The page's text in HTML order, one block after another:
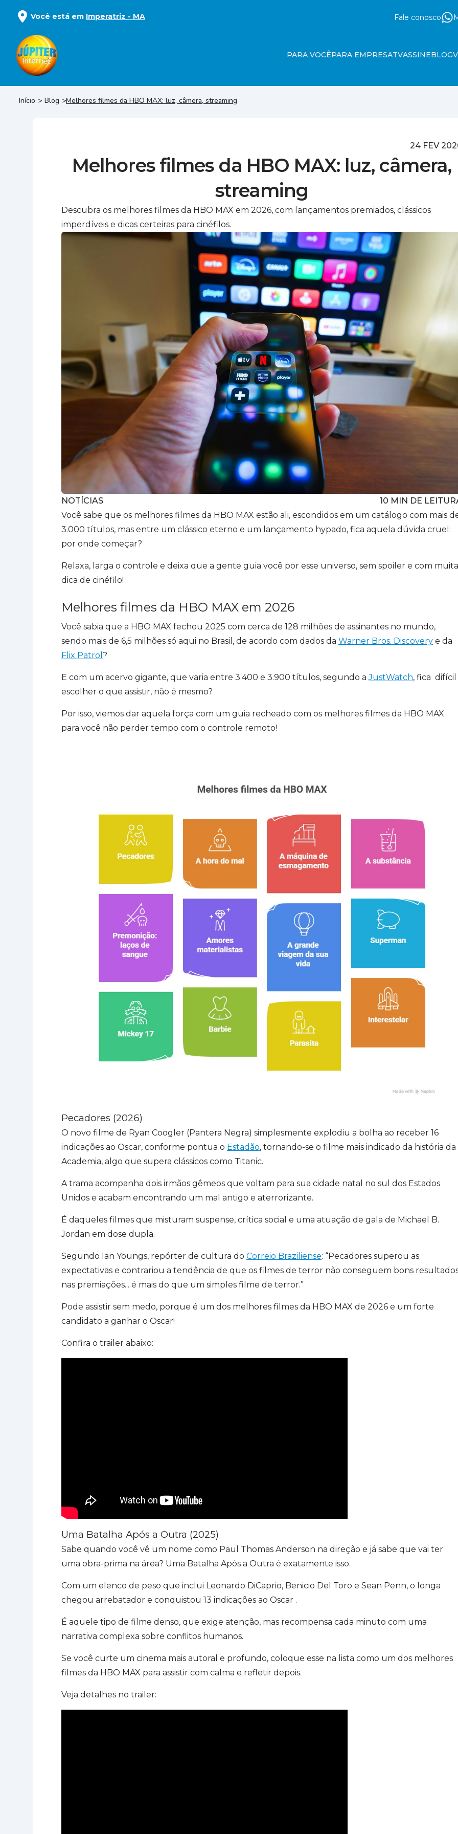
Você está em Imperatriz - MA Fale conosco
PARA VOCÊPARA EMPRESATVASSINEBLOG
Início Blog Melhores filmes da HBO MAX: luz, câmera, streaming
24 FEV
Melhores filmes da HBO MAX: luz, câmera,
streaming
Descubra os melhores filmes da HBO MAX em 2026, com lançamentos premiados, clássicos
imperdíveis e dicas certeiras para cinéfilos.
NOTÍCIAS 10 MIN DE
Você sabe que os melhores filmes da HBO MAX estão ali, escondidos em um catálogo com mais
3.000 títulos, mas entre um clássico eterno e um lançamento hypado, fica aquela dúvida cruel:
por onde começar?
Relaxa, larga o controle e deixa que a gente guia você por esse universo, sem spoiler e com muita
dica de cinéfilo!
Melhores filmes da HBO MAX em 2026
Você sabia que a HBO MAX fechou 2025 com cerca de 128 milhões de assinantes no mundo,
sendo mais de 6,5 milhões só aqui no Brasil, de acordo com dados da Warner Bros. Discovery e da
Flix Patrol ?
E com um acervo gigante, que varia entre 3.400 e 3.900 títulos, segundo aJustWatch, fica difícil
escolher o que assistir, não é mesmo?
Por isso, viemos dar aquela força com um guia recheado com os melhores filmes da HBO MAX
para você não perder tempo com o controle remoto!
Pecadores (2026)
O novo filme de Ryan Coogler (Pantera Negra) simplesmente explodiu a bolha ao receber 16
indicações ao Oscar, conforme pontua o Estadão, tornando-se o filme mais indicado da história da
Academia, algo que supera clássicos como Titanic.
A trama acompanha dois irmãos gêmeos que voltam para sua cidade natal no sul dos Estados
Unidos e acabam encontrando um mal antigo e aterrorizante.
É daqueles filmes que misturam suspense, crítica social e uma atuação de gala de Michael B.
Jordan em dose dupla.
Segundo Ian Youngs, repórter de cultura do Correio Braziliense: “Pecadores superou as
expectativas e contrariou a tendência de que os filmes de terror não conseguem bons
nas premiações... é mais do que um simples filme de terror.”
Pode assistir sem medo, porque é um dos melhores filmes da HBO MAX de 2026 e um forte
candidato a ganhar o Oscar!
Confira o trailer abaixo:
Uma Batalha Após a Outra (2025)
Sabe quando você vê um nome como Paul Thomas Anderson na direção e já sabe que vai ter
uma obra-prima na área? Uma Batalha Após a Outra é exatamente isso.
Com um elenco de peso que inclui Leonardo DiCaprio, Benicio Del Toro e Sean Penn, o longa
chegou arrebatador e conquistou 13 indicações ao Oscar .
É aquele tipo de filme denso, que exige atenção, mas recompensa cada minuto com uma
narrativa complexa sobre conflitos humanos.
Se você curte um cinema mais autoral e profundo, coloque esse na lista como um dos melhores
filmes da HBO MAX para assistir com calma e refletir depois.
Veja detalhes no trailer: